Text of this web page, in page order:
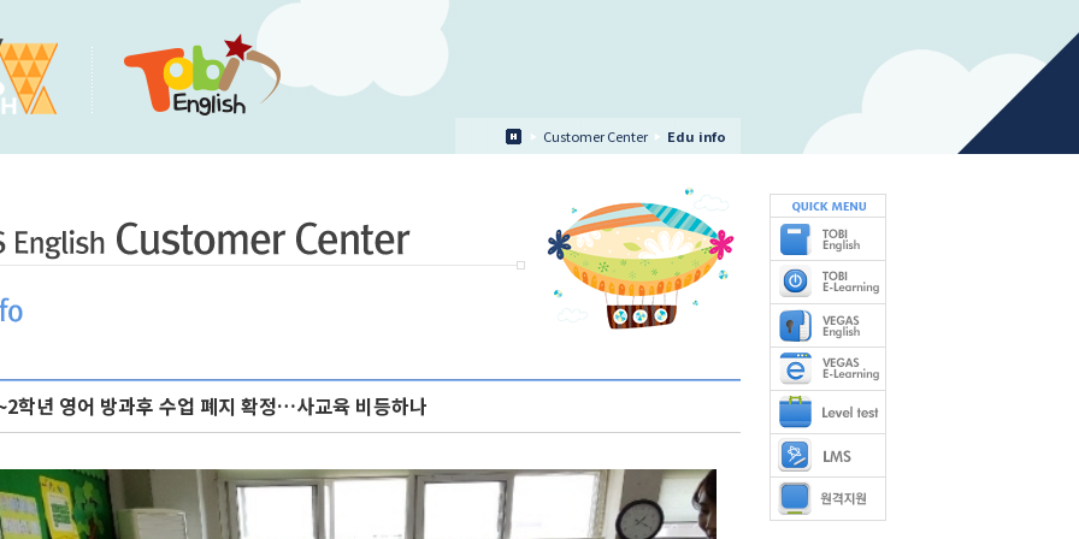
학년 영어 방과후 수업 폐지 확정…사교육 비등하나
Customer Center Edu info